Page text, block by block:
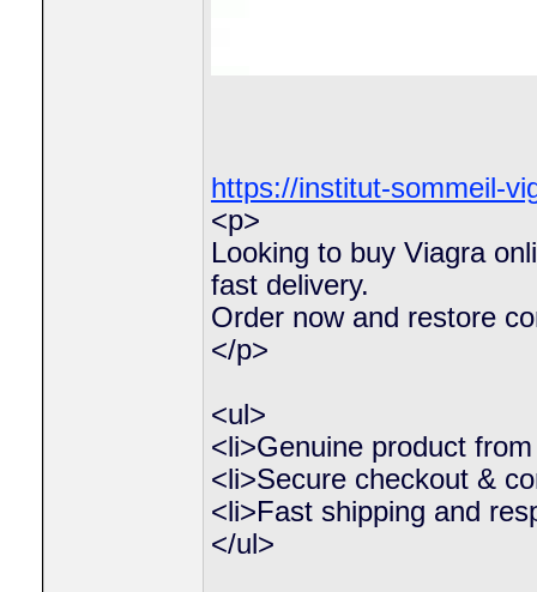
https://institut-sommeil-
<p>
Looking to buy Viagra
fast delivery.
Order now and restore
</p>
<ul>
<li>Genuine product
<li>Secure checkout &
<li>Fast shipping and
</ul>